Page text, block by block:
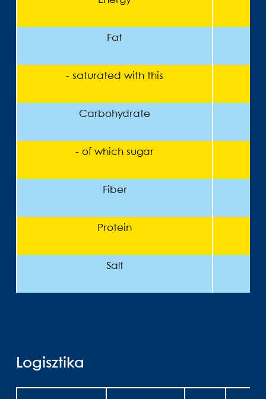
Fat
- saturated with this
Carbohydrate
- of which sugar
Fiber
Protein
Salt
Logisztika